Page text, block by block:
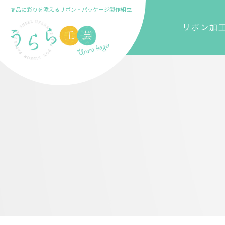
商品に彩りを添えるリボン・パッケージ製作組立
リボン加工